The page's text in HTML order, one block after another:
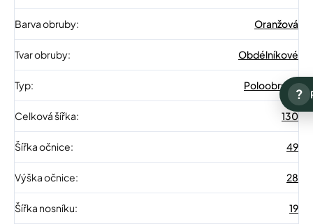
Barva obruby: Oranžová
Tvar obruby: Obdélníkové
Typ: Poloobruba
Celková šířka: 130
Šířka očnice: 49
Výška očnice: 28
Šířka nosníku: 19
?